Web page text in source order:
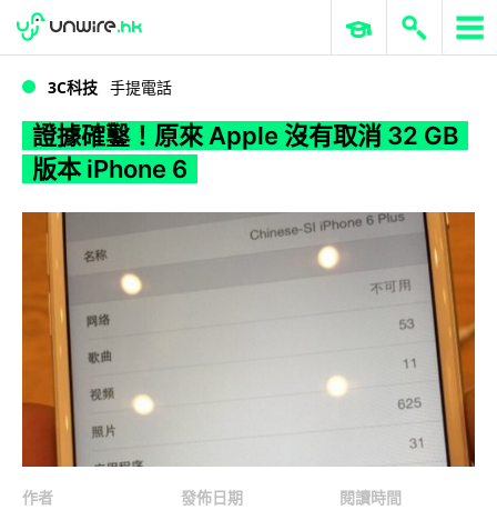
WWDC 2026 ERP 與商業 AI
3C科技 手提電話
證據確鑿！原來 Apple 沒有取消 32 GB
版本 iPhone 6
作者
發佈日期
閱讀時間